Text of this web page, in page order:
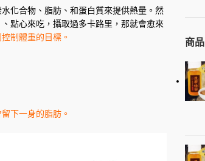
化合物、脂肪、和蛋白質來提供熱量。然
點心來吃，攝取過多卡路里，那就會愈來
制體重的目標。
下一身的脂肪。
商品